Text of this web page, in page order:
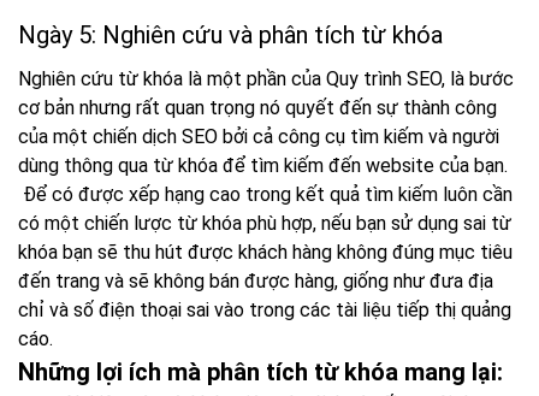
Ngày 5: Nghiên cứu và phân tích từ khóa
Nghiên cứu từ khóa là một phần của Quy trình SEO, là bước
cơ bản nhưng rất quan trọng nó quyết đến sự thành công
của một chiến dịch SEO bởi cả công cụ tìm kiếm và người
dùng thông qua từ khóa để tìm kiếm đến website của bạn.
Để có được xếp hạng cao trong kết quả tìm kiếm luôn cần
có một chiến lược từ khóa phù hợp, nếu bạn sử dụng sai từ
khóa bạn sẽ thu hút được khách hàng không đúng mục tiêu
đến trang và sẽ không bán được hàng, giống như đưa địa
chỉ và số điện thoại sai vào trong các tài liệu tiếp thị quảng
cáo.
Những lợi ích mà phân tích từ khóa mang lại: